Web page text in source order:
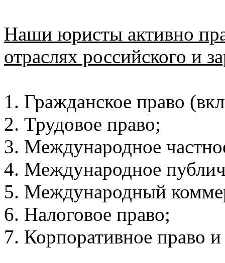
Наши юристы активно
отраслях российского и
1. Гражданское право
2. Трудовое право;
3. Международное
4. Международное
5. Международный
6. Налоговое право;
7. Корпоративное право